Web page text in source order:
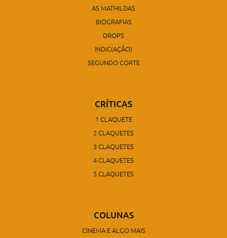
AS MATHILDAS
BIOGRAFIAS
DROPS
INDIC(AÇÃO)
SEGUNDO CORTE
CRÍTICAS
1 CLAQUETE
2 CLAQUETES
3 CLAQUETES
4 CLAQUETES
5 CLAQUETES
COLUNAS
CINEMA E ALGO MAIS